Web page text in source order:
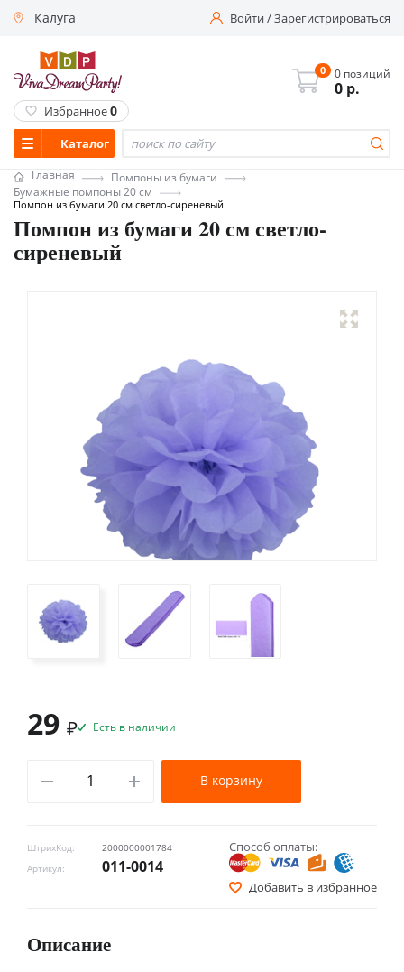
Калуга Войти/Зарегистрироваться
Каталог
0 0 позиций
0 р.
Избранное0
Главная
Помпоны из бумаги
Бумажные помпоны 20 см
Помпон из бумаги 20 см светло-сиреневый
Помпон из бумаги 20 см светло-
сиреневый
ШтрихКод:
2000000001784
Артикул:
011-0014
Способ оплаты:
Добавить в избранное
29 ₽ Есть в наличии
В корзину
Описание